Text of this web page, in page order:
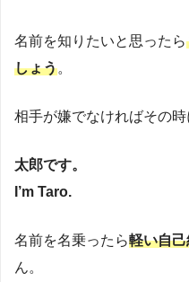
名前を知りたいと思ったら
しょう。
相手が嫌でなければその
太郎です。
I’m Taro.
名前を名乗ったら軽い自
ん。